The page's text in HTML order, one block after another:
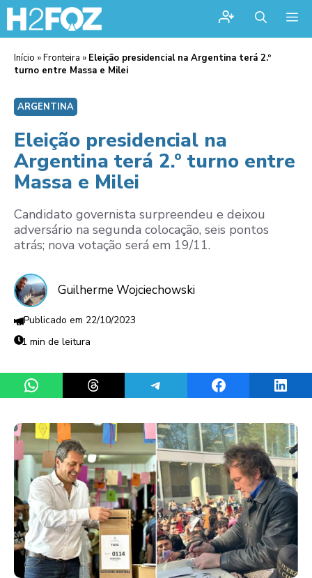
Início »Fronteira » Eleição presidencial na Argentina terá 2.º
turno entre Massa e Milei
ARGENTINA
Eleição presidencial na
Argentina terá 2.º turno entre
Massa e Milei
Candidato governista surpreendeu e deixou
adversário na segunda colocação, seis pontos
atrás; nova votação será em 19/11.
Guilherme Wojciechowski
22/10/2023
1 min de leitura
Share on WhatsAppShare on ThreadsShare on TelegramShare on Facebook